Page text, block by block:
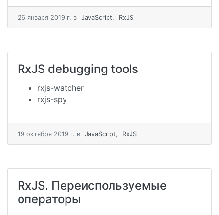
26 января 2019 г. в JavaScript, RxJS
RxJS debugging tools
rxjs-watcher
rxjs-spy
19 октября 2019 г. в JavaScript, RxJS
RxJS. Переиспользуемые
операторы